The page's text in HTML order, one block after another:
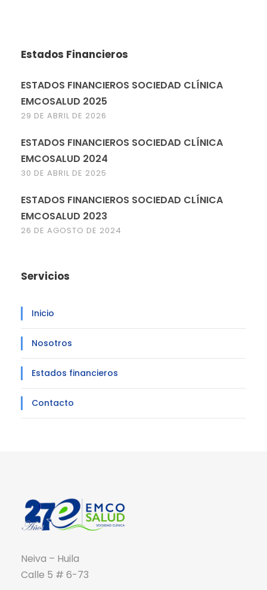
Estados Financieros
ESTADOS FINANCIEROS SOCIEDAD CLÍNICA
EMCOSALUD 2025
29 DE ABRIL DE 2026
ESTADOS FINANCIEROS SOCIEDAD CLÍNICA
EMCOSALUD 2024
30 DE ABRIL DE 2025
ESTADOS FINANCIEROS SOCIEDAD CLÍNICA
EMCOSALUD 2023
26 DE AGOSTO DE 2024
Servicios
Inicio
Nosotros
Estados financieros
Contacto
Neiva – Huila
Calle 5 # 6-73